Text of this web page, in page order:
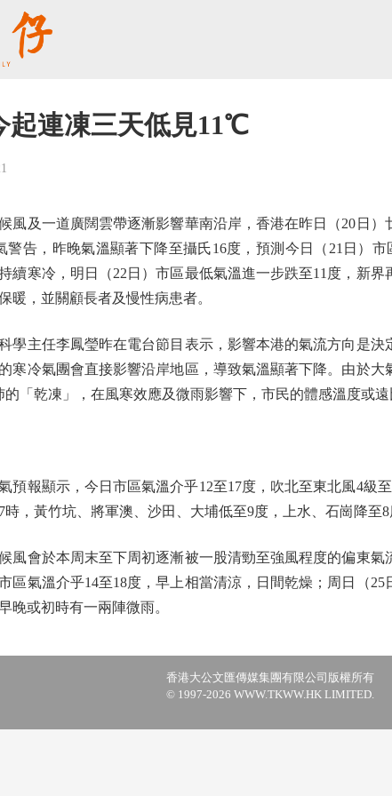
起連凍三天低見11℃
一道廣闊雲帶逐漸影響華南沿岸，香港在昨日（20日）
警告，昨晚氣溫顯著下降至攝氏16度，預測今日（21日）
續寒冷，明日（22日）市區最低氣溫進一步跌至11度，新
暖，並關顧長者及慢性病患者。
任李鳳瑩昨在電台節目表示，影響本港的氣流方向是決
寒冷氣團會直接影響沿岸地區，導致氣溫顯著下降。由於大
「乾凍」，在風寒效應及微雨影響下，市民的體感溫度或遠
報顯示，今日市區氣溫介乎12至17度，吹北至東北風4級
，黃竹坑、將軍澳、沙田、大埔低至9度，上水、石崗降至8
會於本周末至下周初逐漸被一股清勁至強風程度的偏東氣
區氣溫介乎14至18度，早上相當清涼，日間乾燥；周日（
晚或初時有一兩陣微雨。
香港大公文匯傳媒集團有限公司版權所有
© 1997-2026 WWW.TKWW.HK LIMITED.